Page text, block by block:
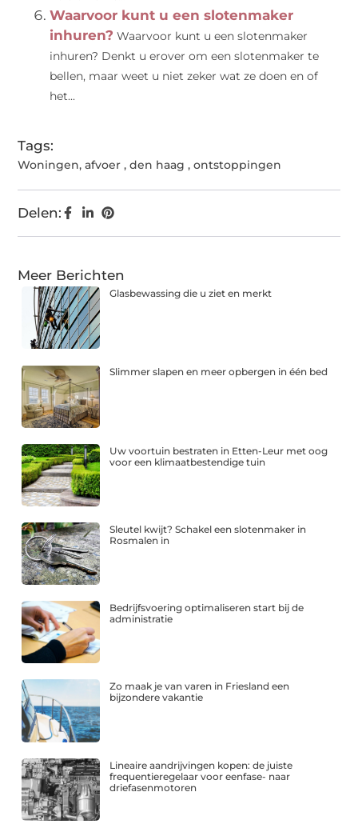
Waarvoor kunt u een slotenmaker
inhuren? Waarvoor kunt u een slotenmaker
inhuren? Denkt u erover om een slotenmaker te
bellen, maar weet u niet zeker wat ze doen en of
het...
Tags:
Woningen,afvoer ,den haag ,ontstoppingen
Delen:
Meer Berichten
Glasbewassing die u ziet en merkt
Slimmer slapen en meer opbergen in één bed
Uw voortuin bestraten in Etten-Leur met oog
voor een klimaatbestendige tuin
Sleutel kwijt? Schakel een slotenmaker in
Rosmalen in
Bedrijfsvoering optimaliseren start bij de
administratie
Zo maak je van varen in Friesland een
bijzondere vakantie
Lineaire aandrijvingen kopen: de juiste
frequentieregelaar voor eenfase- naar
driefasenmotoren